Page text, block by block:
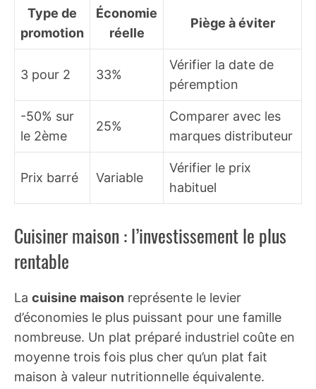
Type de
promotion
Économie
réelle
Piège à éviter
3 pour 2 33%
Vérifier la date de
péremption
-50% sur
le 2ème
25%
Comparer avec les
marques distributeur
Prix barré Variable
Vérifier le prix
habituel
Cuisiner maison : l’investissement le plus
rentable
La cuisine maison représente le levier
d’économies le plus puissant pour une famille
nombreuse. Un plat préparé industriel coûte en
moyenne trois fois plus cher qu’un plat fait
maison à valeur nutritionnelle équivalente.